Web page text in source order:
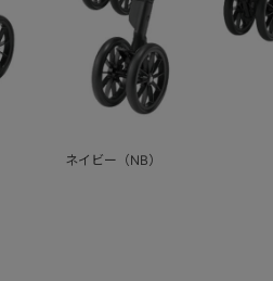
ネイビー（NB）